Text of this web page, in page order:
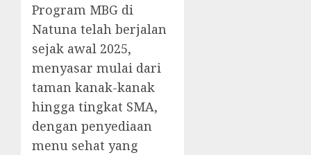
Program MBG di
Natuna telah berjalan
sejak awal 2025,
menyasar mulai dari
taman kanak-kanak
hingga tingkat SMA,
dengan penyediaan
menu sehat yang